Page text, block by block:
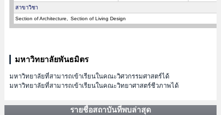
สาขาวิชา
Section of Architecture Section of Living Design
มหาวิทยาลัยพันธมิตร
มหาวิทยาลัยที่สามารถเข้าเรียนในคณะวิศวกรรมศาสตร์ได้
มหาวิทยาลัยที่สามารถเข้าเรียนในคณะวิทยาศาสตร์ชีวภาพได้
รายชื่อสถาบันที่พบล่าสุด